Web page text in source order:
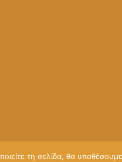
τη σελίδα, θα